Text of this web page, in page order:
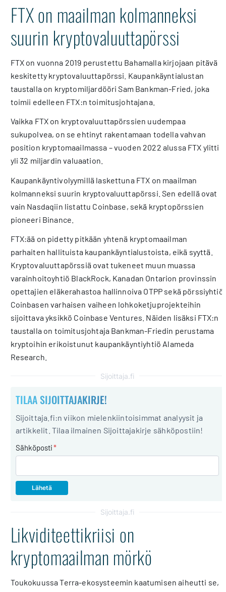
FTX on maailman kolmanneksi
suurin kryptovaluuttapörssi
FTX on vuonna 2019 perustettu Bahamalla kirjojaan pitävä
keskitetty kryptovaluuttapörssi. Kaupankäyntialustan
taustalla on kryptomiljardööri Sam Bankman-Fried, joka
toimii edelleen FTX:n toimitusjohtajana.
Vaikka FTX on kryptovaluuttapörssien uudempaa
sukupolvea, on se ehtinyt rakentamaan todella vahvan
position kryptomaailmassa – vuoden 2022 alussa FTX ylitti
yli 32 miljardin valuaation.
Kaupankäyntivolyymillä laskettuna FTX on maailman
kolmanneksi suurin kryptovaluuttapörssi. Sen edellä ovat
vain Nasdaqiin listattu Coinbase, sekä kryptopörssien
pioneeri Binance.
FTX:ää on pidetty pitkään yhtenä kryptomaailman
parhaiten hallituista kaupankäyntialustoista, eikä syyttä.
Kryptovaluuttapörssiä ovat tukeneet muun muassa
varainhoitoyhtiö BlackRock, Kanadan Ontarion provinssin
opettajien eläkerahastoa hallinnoiva OTPP sekä pörssiyhtiö
Coinbasen varhaisen vaiheen lohkoketjuprojekteihin
sijoittava yksikkö Coinbase Ventures. Näiden lisäksi FTX:n
taustalla on toimitusjohtaja Bankman-Friedin perustama
kryptoihin erikoistunut kaupankäyntiyhtiö Alameda
Research.
Sijoittaja.fi
TILAA SIJOITTAJAKIRJE!
Sijoittaja.fi:n viikon mielenkiintoisimmat analyysit ja
artikkelit. Tilaa ilmainen Sijoittajakirje sähköpostiin!
Sähköposti*
Sijoittaja.fi
Likviditeettikriisi on
kryptomaailman mörkö
Toukokuussa Terra-ekosysteemin kaatumisen aiheutti se,